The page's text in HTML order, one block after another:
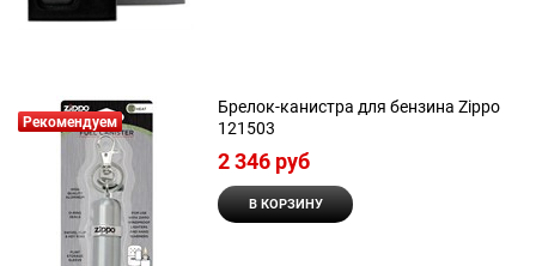
Рекомендуем
Брелок-канистра для бензина Zippo
121503
2 346 руб
В КОРЗИНУ